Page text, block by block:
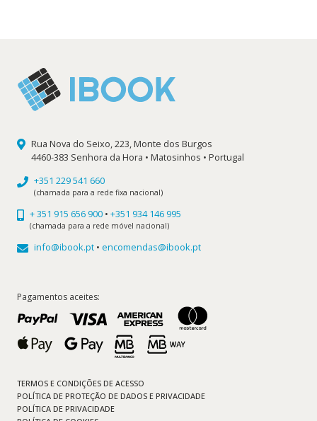
Rua Nova do Seixo, 223, Monte dos Burgos
4460-383 Senhora da Hora • Matosinhos • Portugal
+351 229 541 660
(chamada para a rede fixa nacional)
+ 351 915 656 900 • +351 934 146 995
(chamada para a rede móvel nacional)
info@ibook.pt • encomendas@ibook.pt
Pagamentos aceites:
TERMOS E CONDIÇÕES DE ACESSO
POLÍTICA DE PROTEÇÃO DE DADOS E PRIVACIDADE
POLÍTICA DE PRIVACIDADE